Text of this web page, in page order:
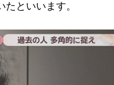
といいます。